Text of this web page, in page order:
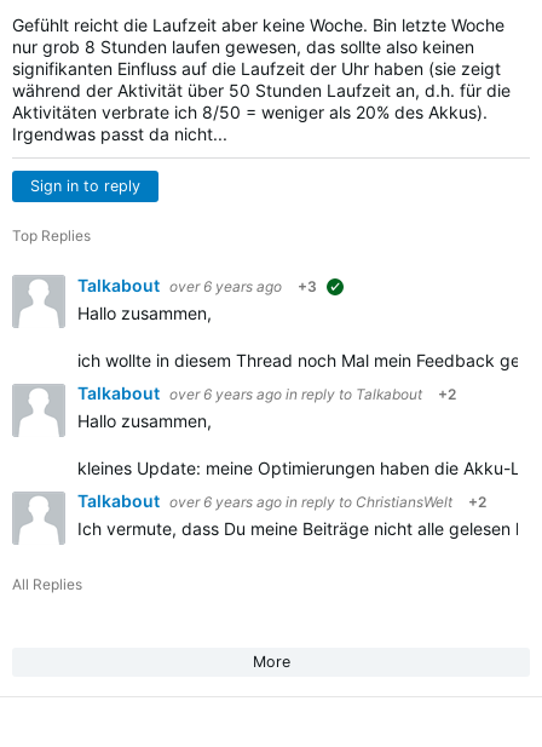
Gefühlt reicht die Laufzeit aber keine Woche. Bin letzte Woche
nur grob 8 Stunden laufen gewesen, das sollte also keinen
signifikanten Einfluss auf die Laufzeit der Uhr haben (sie zeigt
während der Aktivität über 50 Stunden Laufzeit an, d.h. für die
Aktivitäten verbrate ich 8/50 = weniger als 20% des Akkus).
Irgendwas passt da nicht...
Sign in to reply
Top Replies
Talkabout over 6 years ago +3
Hallo zusammen,
ich wollte in diesem Thread noch Mal mein Feedback
Talkabout over 6 years ago in reply to Talkabout +2
Hallo zusammen,
kleines Update: meine Optimierungen haben die Akku-
Talkabout over 6 years ago in reply to ChristiansWelt +2
Ich vermute, dass Du meine Beiträge nicht alle gelesen
All Replies
More